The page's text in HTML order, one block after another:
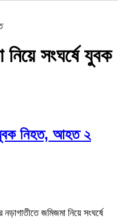
সংঘর্ষে যুবক
যুবক নিহত, আহত ২
জমিজমা নিয়ে সংঘর্ষে